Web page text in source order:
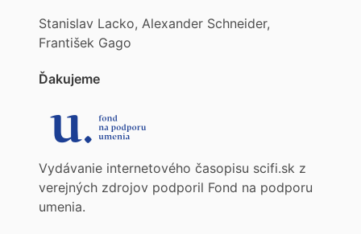
Stanislav Lacko, Alexander Schneider,
František Gago
Ďakujeme
Vydávanie internetového časopisu scifi.sk z
verejných zdrojov podporil Fond na podporu
umenia.